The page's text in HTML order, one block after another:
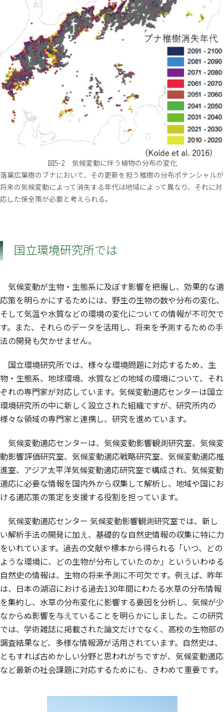
図5-2 気候変動に伴う植物の分布の変化
落葉広葉樹のブナにおいて、その更新を担う稚樹の分布ポテンシャルが
将来の気候変動によって消失する年代は地域によって異なり、それに対
応した保全策が必要と考えられる。
国立環境研究所では
気候変動が生物・生態系に及ぼす影響を把握し、効果的な適
応策を明らかにするためには、野生の生物の数や分布の変化、
そして気温や水質などの環境の変化についての情報が不可欠で
す。また、それらのデータを活用し、将来を予測するための手
法の開発も欠かせません。
国立環境研究所では、様々な環境問題に対応するため、生
物・生態系、地球環境、水質などの地域の環境について、それ
ぞれの専門家が対応しています。気候変動適応センターは国立
環境研究所の中に新しく設立された組織ですが、研究所内の
様々な領域の専門家と連携し、研究を進めています。
気候変動適応センターは、気候変動影響観測研究室、気候変
動影響評価研究室、気候変動適応戦略研究室、気候変動適応推
進室、アジア太平洋気候変動適応研究室で構成され、気候変動
適応に必要な情報を国内外から収集して解析し、地域や国にお
ける適応策の策定を支援する役割を担っています。
気候変動適応センター 気候変動影響観測研究室では、新し
い解析手法の開発に加え、基礎的な自然史情報の収集に特に力
をいれています。過去の文献や標本から得られる「いつ、どの
ような環境に、どの生物が分布していたのか」といういわゆる
自然史の情報は、生物の将来予測に不可欠です。例えば、昨年
は、日本の湖沼における過去130年間にわたる水草の分布情報
を集約し、水草の分布変化に影響する要因を分析し、気候が少
なからぬ影響を与えていることを明らかにしました。この研究
では、学術雑誌に掲載された論文だけでなく、高校の生物部の
調査結果など、多様な情報源が活用されています。自然史は、
ともすれば古めかしい分野と思われがちですが、気候変動適応
など最新の社会課題に対応するためにも、きわめて重要です。